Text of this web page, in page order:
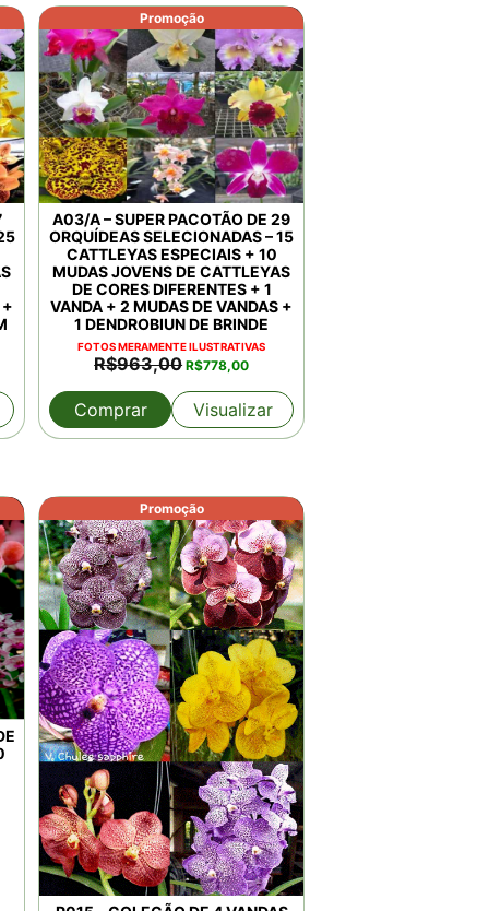
+
Promoção
A03/A – SUPER PACOTÃO DE 29
ORQUÍDEAS SELECIONADAS – 15
CATTLEYAS ESPECIAIS + 10
MUDAS JOVENS DE CATTLEYAS
DE CORES DIFERENTES + 1
VANDA + 2 MUDAS DE VANDAS +
1 DENDROBIUN DE BRINDE
FOTOS MERAMENTE ILUSTRATIVAS
R$963,00O
preço
original
era:
R$963,00.
R$778,00O
atual
é:
R$778,00.
Comprar Visualizar
Promoção